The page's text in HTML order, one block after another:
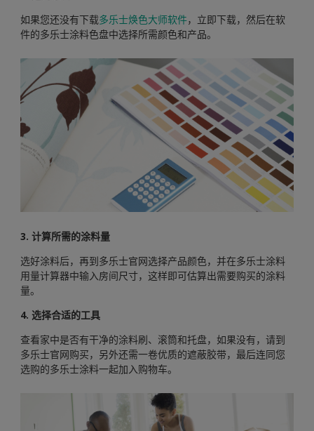
如果您还没有下载多乐士焕色大师软件，立即下载，然后在软
件的多乐士涂料色盘中选择所需颜色和产品。
3. 计算所需的涂料量
选好涂料后，再到多乐士官网选择产品颜色，并在多乐士涂料
用量计算器中输入房间尺寸，这样即可估算出需要购买的涂料
量。
4. 选择合适的工具
查看家中是否有干净的涂料刷、滚筒和托盘，如果没有，请到
多乐士官网购买，另外还需一卷优质的遮蔽胶带，最后连同您
选购的多乐士涂料一起加入购物车。